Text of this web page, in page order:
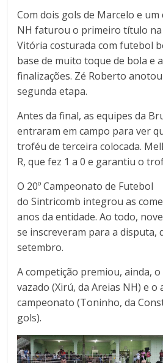
Com dois gols de Marcelo e um
NH faturou o primeiro título
Vitória costurada com futebol
base de muito toque de bola e
finalizações. Zé Roberto
segunda etapa.
Antes da final, as equipes da
entraram em campo para ver
troféu de terceira colocada.
R, que fez 1 a 0 e garantiu o
O 20º Campeonato de Futebol
doSintricomb integrou as
anos da entidade. Ao todo,
se inscreveram para a disputa,
setembro.
A competição premiou, ainda,
vazado (Xirú, da Areias NH) e
campeonato (Toninho, da
gols).